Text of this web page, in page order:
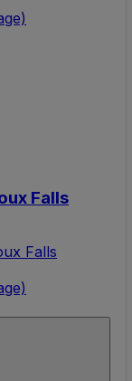
Falls
Falls